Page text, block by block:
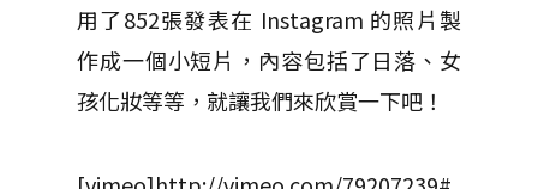
用了852張發表在 Instagram 的照片製
作成一個小短片，內容包括了日落、女
孩化妝等等，就讓我們來欣賞一下吧！